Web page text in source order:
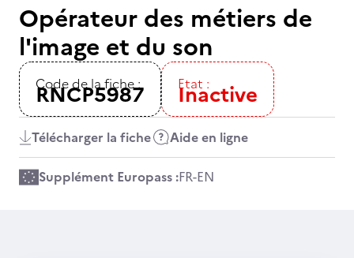
Opérateur des métiers de
l'image et du son
Code de la fiche :
RNCP5987 Etat :
Inactive
Télécharger la fiche Aide en ligne
Supplément Europass :FR-EN